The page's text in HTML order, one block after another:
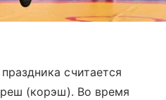
считается
(корэш). Во время